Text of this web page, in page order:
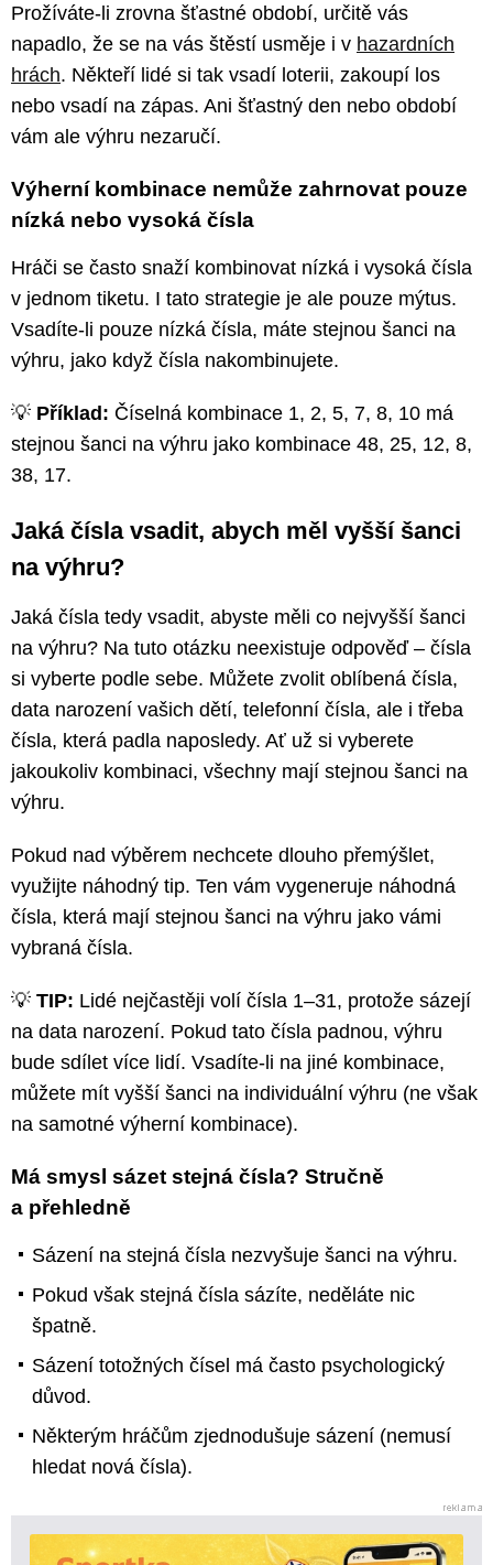
Prožíváte-li zrovna šťastné období, určitě vás
napadlo, že se na vás štěstí usměje i v hazardních
hrách. Někteří lidé si tak vsadí loterii, zakoupí los
nebo vsadí na zápas. Ani šťastný den nebo období
vám ale výhru nezaručí.
Výherní kombinace nemůže zahrnovat pouze
nízká nebo vysoká čísla
Hráči se často snaží kombinovat nízká i vysoká čísla
v jednom tiketu. I tato strategie je ale pouze mýtus.
Vsadíte-li pouze nízká čísla, máte stejnou šanci na
výhru, jako když čísla nakombinujete.
💡 Příklad: Číselná kombinace 1, 2, 5, 7, 8, 10 má
stejnou šanci na výhru jako kombinace 48, 25, 12, 8,
38, 17.
Jaká čísla vsadit, abych měl vyšší šanci
na výhru?
Jaká čísla tedy vsadit, abyste měli co nejvyšší šanci
na výhru? Na tuto otázku neexistuje odpověď – čísla
si vyberte podle sebe. Můžete zvolit oblíbená čísla,
data narození vašich dětí, telefonní čísla, ale i třeba
čísla, která padla naposledy. Ať už si vyberete
jakoukoliv kombinaci, všechny mají stejnou šanci na
výhru.
Pokud nad výběrem nechcete dlouho přemýšlet,
využijte náhodný tip. Ten vám vygeneruje náhodná
čísla, která mají stejnou šanci na výhru jako vámi
vybraná čísla.
💡 TIP: Lidé nejčastěji volí čísla 1–31, protože sázejí
na data narození. Pokud tato čísla padnou, výhru
bude sdílet více lidí. Vsadíte-li na jiné kombinace,
můžete mít vyšší šanci na individuální výhru (ne však
na samotné výherní kombinace).
Má smysl sázet stejná čísla? Stručně
a přehledně
Sázení na stejná čísla nezvyšuje šanci na výhru.
Pokud však stejná čísla sázíte, neděláte nic
špatně.
Sázení totožných čísel má často psychologický
důvod.
Některým hráčům zjednodušuje sázení (nemusí
hledat nová čísla).